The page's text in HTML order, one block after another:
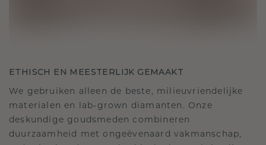
ETHISCH EN MEESTERLIJK GEMAAKT
We gebruiken alleen de beste, milieuvriendelijke
materialen en lab-grown diamanten. Onze
deskundige goudsmeden combineren
duurzaamheid met ongeëvenaard vakmanschap,